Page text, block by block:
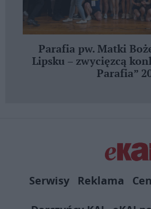
Parafia pw. Matki
Lipsku – zwycięzcą
Parafia”
Serwisy Reklama